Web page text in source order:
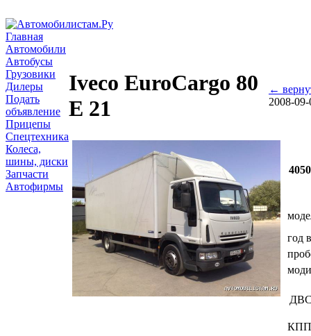
Главная
Автомобили
Автобусы
Грузовики
Дилеры
Подать
объявление
Прицепы
Спецтехника
Колеса,
шины, диски
Запчасти
Автофирмы
Iveco EuroCargo 80
E 21
←
2008-09-
год
КПП